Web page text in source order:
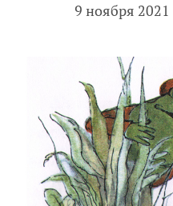
9 ноября 2021